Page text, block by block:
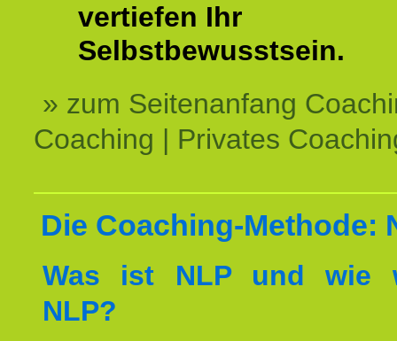
vertiefen Ihr
Selbstbewusstsein.
» zum Seitenanfang
Coaching | Privates
Die Coaching-Methode:
Was ist NLP und wie
NLP?